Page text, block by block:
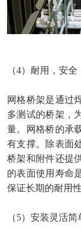
（4）耐用，安全
网格桥架是通过
多测试的桥架，
量。网格桥的承
有支撑。除表面
桥架和附件还提
的表面使用寿命
保证长期的耐用性
（5）安装灵活简